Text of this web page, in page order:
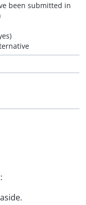
been submitted in